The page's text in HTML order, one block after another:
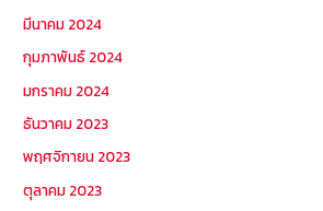
มีนาคม 2024
กุมภาพันธ์ 2024
มกราคม 2024
ธันวาคม 2023
พฤศจิกายน 2023
ตุลาคม 2023